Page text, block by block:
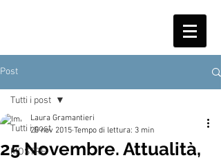
Post
Tutti i post
MOSTRE
Tutti i post
25 Novembre. Attualità,
Laura Gramantieri
25 nov 2015 Tempo di lettura: 3 min